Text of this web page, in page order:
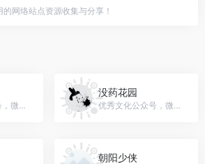
网络站点资源收集与分享！
优秀文化公众号，微信号：YL-1314520-
没药花园
优秀文化公众号，微信号：moyaohy
朝阳少侠